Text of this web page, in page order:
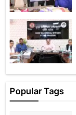
Popular Tags